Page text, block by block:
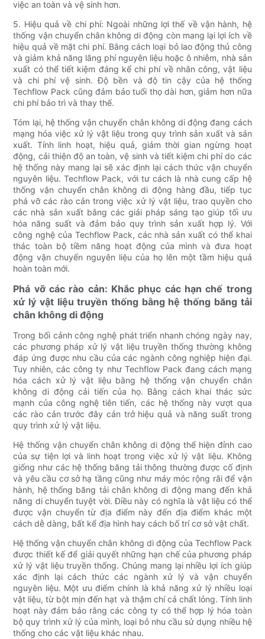
việc an toàn và vệ sinh hơn.
5. Hiệu quả về chi phí: Ngoài những lợi thế về vận hành, hệ
thống vận chuyển chân không di động còn mang lại lợi ích về
hiệu quả về mặt chi phí. Bằng cách loại bỏ lao động thủ công
và giảm khả năng lãng phí nguyên liệu hoặc ô nhiễm, nhà sản
xuất có thể tiết kiệm đáng kể chi phí về nhân công, vật liệu
và chi phí vệ sinh. Độ bền và độ tin cậy của hệ thống
Techflow Pack cũng đảm bảo tuổi thọ dài hơn, giảm hơn nữa
chi phí bảo trì và thay thế.
Tóm lại, hệ thống vận chuyển chân không di động đang cách
mạng hóa việc xử lý vật liệu trong quy trình sản xuất và sản
xuất. Tính linh hoạt, hiệu quả, giảm thời gian ngừng hoạt
động, cải thiện độ an toàn, vệ sinh và tiết kiệm chi phí do các
hệ thống này mang lại sẽ xác định lại cách thức vận chuyển
nguyên liệu. Techflow Pack, với tư cách là nhà cung cấp hệ
thống vận chuyển chân không di động hàng đầu, tiếp tục
phá vỡ các rào cản trong việc xử lý vật liệu, trao quyền cho
các nhà sản xuất bằng các giải pháp sáng tạo giúp tối ưu
hóa năng suất và đảm bảo quy trình sản xuất hợp lý. Với
công nghệ của Techflow Pack, các nhà sản xuất có thể khai
thác toàn bộ tiềm năng hoạt động của mình và đưa hoạt
động vận chuyển nguyên liệu của họ lên một tầm hiệu quả
hoàn toàn mới.
Phá vỡ các rào cản: Khắc phục các hạn chế trong
xử lý vật liệu truyền thống bằng hệ thống băng tải
chân không di động
Trong bối cảnh công nghệ phát triển nhanh chóng ngày nay,
các phương pháp xử lý vật liệu truyền thống thường không
đáp ứng được nhu cầu của các ngành công nghiệp hiện đại.
Tuy nhiên, các công ty như Techflow Pack đang cách mạng
hóa cách xử lý vật liệu bằng hệ thống vận chuyển chân
không di động cải tiến của họ. Bằng cách khai thác sức
mạnh của công nghệ tiên tiến, các hệ thống này vượt qua
các rào cản trước đây cản trở hiệu quả và năng suất trong
quy trình xử lý vật liệu.
Hệ thống vận chuyển chân không di động thể hiện đỉnh cao
của sự tiện lợi và linh hoạt trong việc xử lý vật liệu. Không
giống như các hệ thống băng tải thông thường được cố định
và yêu cầu cơ sở hạ tầng cũng như máy móc rộng rãi để vận
hành, hệ thống băng tải chân không di động mang đến khả
năng di chuyển tuyệt vời. Điều này có nghĩa là vật liệu có thể
được vận chuyển từ địa điểm này đến địa điểm khác một
cách dễ dàng, bất kể địa hình hay cách bố trí cơ sở vật chất.
Hệ thống vận chuyển chân không di động của Techflow Pack
được thiết kế để giải quyết những hạn chế của phương pháp
xử lý vật liệu truyền thống. Chúng mang lại nhiều lợi ích giúp
xác định lại cách thức các ngành xử lý và vận chuyển
nguyên liệu. Một ưu điểm chính là khả năng xử lý nhiều loại
vật liệu, từ bột mịn đến hạt và thậm chí cả chất lỏng. Tính linh
hoạt này đảm bảo rằng các công ty có thể hợp lý hóa toàn
bộ quy trình xử lý của mình, loại bỏ nhu cầu sử dụng nhiều hệ
thống cho các vật liệu khác nhau.